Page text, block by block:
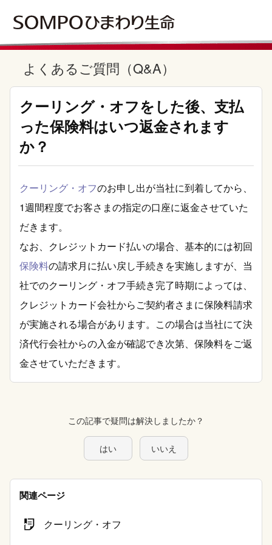
よくあるご質問（Q&A）
クーリング・オフをした後、支払
った保険料はいつ返金されます
か？
クーリング・オフのお申し出が当社に到着してから、
1週間程度でお客さまの指定の口座に返金させていた
だきます。
なお、クレジットカード払いの場合、基本的には初回
保険料の請求月に払い戻し手続きを実施しますが、当
社でのクーリング・オフ手続き完了時期によっては、
クレジットカード会社からご契約者さまに保険料請求
が実施される場合があります。この場合は当社にて決
済代行会社からの入金が確認でき次第、保険料をご返
金させていただきます。
この記事で疑問は解決しましたか？
はい いいえ
関連ページ
クーリング・オフ